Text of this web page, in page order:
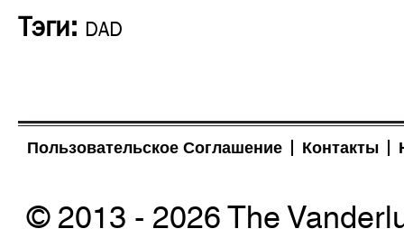
Тэги: DAD
Пользовательское Соглашение Контакты
© 2013 - 2026 The